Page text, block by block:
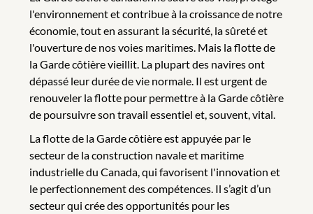
l'environnement et contribue à la croissance de notre
économie, tout en assurant la sécurité, la sûreté et
l'ouverture de nos voies maritimes. Mais la flotte de
la Garde côtière vieillit. La plupart des navires ont
dépassé leur durée de vie normale. Il est urgent de
renouveler la flotte pour permettre à la Garde côtière
de poursuivre son travail essentiel et, souvent, vital.
La flotte de la Garde côtière est appuyée par le
secteur de la construction navale et maritime
industrielle du Canada, qui favorisent l'innovation et
le perfectionnement des compétences. Il s’agit d’un
secteur qui crée des opportunités pour les